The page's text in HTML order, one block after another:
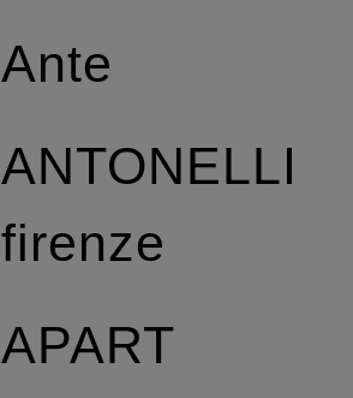
Ante
ANTONELLI
firenze
APART